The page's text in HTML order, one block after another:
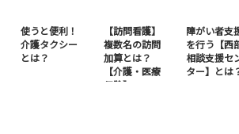
使うと便利！
介護タクシー
とは？
【訪問看護】
複数名の訪問
加算とは？
【介護・医療
保険】
障がい者支
を行う【西
相談支援セ
ター】とは